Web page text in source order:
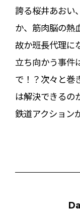
誇る桜井あおい
か、筋肉脳の熱
故か班長代理に
立ち向かう事件
で！？次々と巻
は解決できるの
鉄道アクション